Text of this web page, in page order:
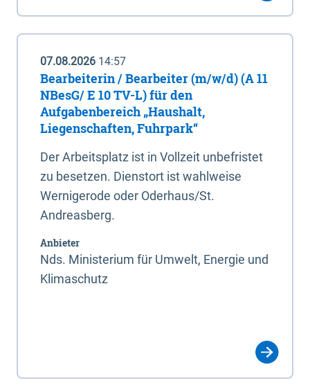
07.08.2026 14:57
Bearbeiterin / Bearbeiter (m/w/d) (A 11
NBesG/ E 10 TV-L) für den
Aufgabenbereich „Haushalt,
Liegenschaften, Fuhrpark“
Der Arbeitsplatz ist in Vollzeit unbefristet
zu besetzen. Dienstort ist wahlweise
Wernigerode oder Oderhaus/St.
Andreasberg.
Anbieter
Nds. Ministerium für Umwelt, Energie und
Klimaschutz